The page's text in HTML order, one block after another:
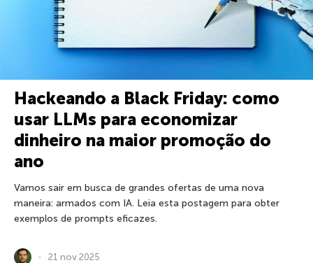
Hackeando a Black Friday: como
usar LLMs para economizar
dinheiro na maior promoção do
ano
Vamos sair em busca de grandes ofertas de uma nova
maneira: armados com IA. Leia esta postagem para obter
exemplos de prompts eficazes.
21 nov 2025